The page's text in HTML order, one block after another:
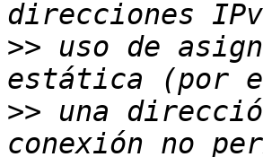
>> uso de
>> una